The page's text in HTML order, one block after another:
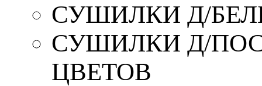
СУШИЛКИ Д/
СУШИЛКИ Д/
ЦВЕТОВ